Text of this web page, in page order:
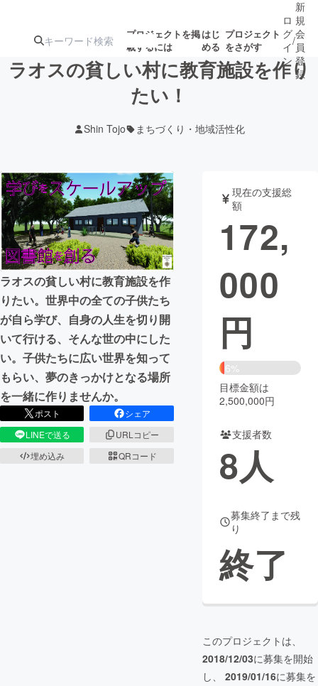
プロジェクトを掲
載するには
はじ
める
プロジェクト
をさがす
ターン
ジェクト
募集終了が近いプ
ロジェクト
アート・写真 音楽
テクノロジー・ガジェット ゲーム・サ
映像・映画
ビジネス・起業
まちづくり・地域活性化
CAMPFIRE for Social Good
CAMPFIRE Creation
CAMPFIREふるさと納税machi-ya コミュニティ
ロ
グ
イ
ン
/
新
規
会
員
登
録
ラオスの貧しい村に教育施設を作り
たい！
Shin Tojo まちづくり・地域活性化
ラオスの貧しい村に教育施設を作
りたい。世界中の全ての子供たち
が自ら学び、自身の人生を切り開
いて行ける、そんな世の中にした
い。子供たちに広い世界を知って
もらい、夢のきっかけとなる場所
を一緒に作りませんか。
ポスト
シェア
LINEで送る
URLコピー
埋め込み
QRコード
現在の支援総
額
172,
000
円
6%
目標金額は
2,500,000円
支援者数
8人
募集終了まで残
り
終了
このプロジェクトは、
2018/12/03に募集を開始
し、 2019/01/16に募集を